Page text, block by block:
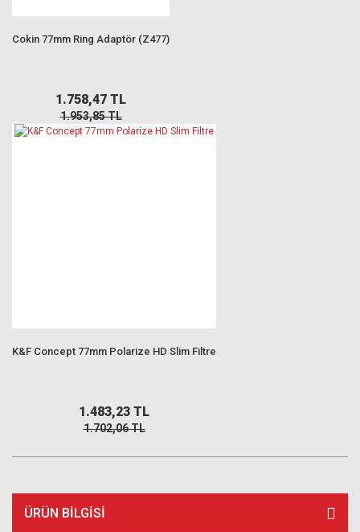
Cokin 77mm Ring Adaptör (Z477)
1.758,47 TL
1.953,85 TL
K&F Concept 77mm Polarize HD Slim Filtre
1.483,23 TL
1.702,06 TL
ÜRÜN BILGISI